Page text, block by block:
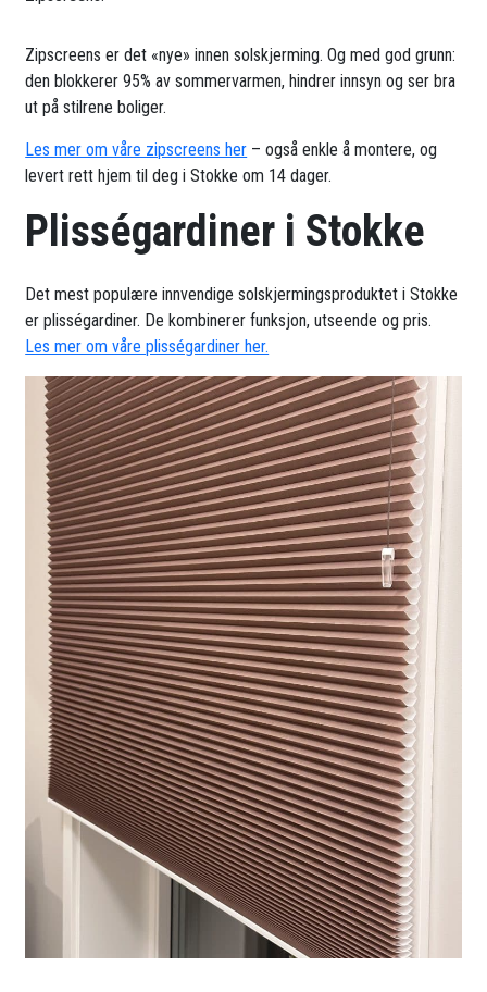
Zipscreens er det «nye» innen solskjerming. Og med god grunn:
den blokkerer 95% av sommervarmen, hindrer innsyn og ser bra
ut på stilrene boliger.
Les mer om våre zipscreens her – også enkle å montere, og
levert rett hjem til deg i Stokke om 14 dager.
Plisségardiner i Stokke
Det mest populære innvendige solskjermingsproduktet i Stokke
er plisségardiner. De kombinerer funksjon, utseende og pris.
Les mer om våre plisségardiner her.